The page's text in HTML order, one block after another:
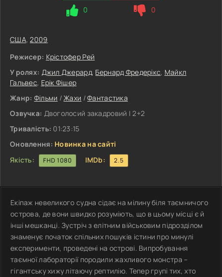
0 0
США,2009
Режисер: Крістофер Рей
У ролях: Джил Джерард, Бернард Фредерікс, Майкл
Гальвес, Ерік Фішер
Жанр: Фільми /Жахи /Фантастика
Озвучка: Двоголосий закадровий | 2+2
Тривалість: 01:23:15
Оновлення: Новинка на сайті
Якість:
FHD 1080 IMDb: 2.5
Екіпаж невеликого судна сідає на мілину біля таємничого
острова, де вони швидко розуміють, що в цьому місці є й
інші мешканці. Зустріч з елітним військовим підрозділом
знаменує початок спільних пошуків істини про минулі
експерименти, проведені на острові. Випробування
таємної лабораторії породили жахливого монстра –
гігантську хижу літаючу рептилію. Тепер групі тих, хто